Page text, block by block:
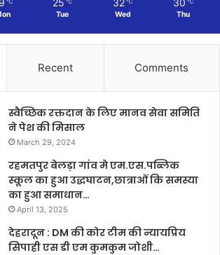
Tue Wed Thu
Recent Comments
स्वैच्छिक रक्तदान के लिए मानव सेवा समिति
ने पेश की मिसाल
March 29, 2024
रहमतपुर बेलड़ा गांव मे एम.एस.पब्लिक
स्कूल का हुआ उद्धघाटन,छात्राओं कि समस्या
का हुआ समाधान…
April 13, 2025
देहरादून : DM की कोर टीम की न्यायप्रिय
सिपाही एस डी एम कुमकुम जोशी…